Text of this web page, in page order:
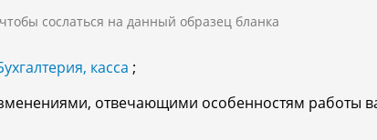
сослаться на данный образец бланка
касса ;
отвечающими особенностям работы